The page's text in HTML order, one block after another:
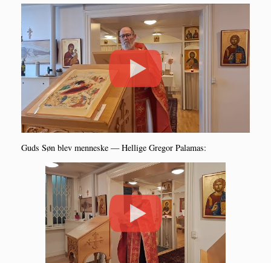
Guds Søn blev men­ne­ske — Hel­li­ge Gre­gor Palamas: